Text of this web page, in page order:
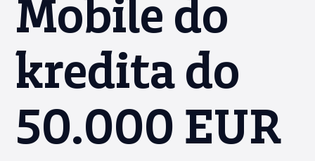
Mobile do
kredita do
50.000 EUR